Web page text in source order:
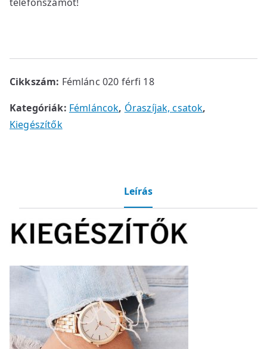
Cikkszám: Fémlánc 020 férfi 18
Kategóriák: Fémláncok, Óraszíjak, csatok,
Kiegészítők
Leírás